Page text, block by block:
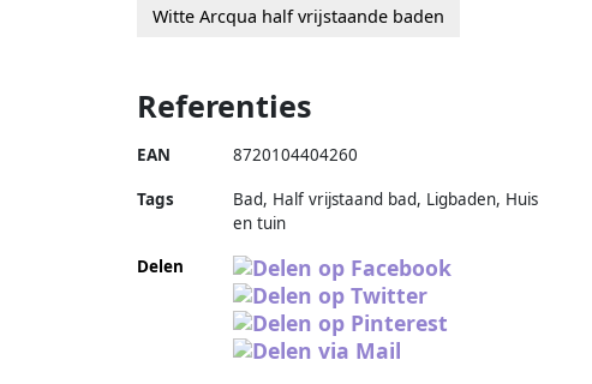
Witte Arcqua half vrijstaande baden
Referenties
EAN 8720104404260
Tags
Bad, Half vrijstaand bad, Ligbaden, Huis
en tuin
Delen